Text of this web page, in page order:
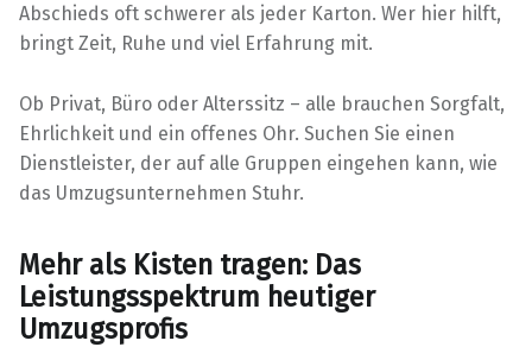
Abschieds oft schwerer als jeder Karton. Wer hier hilft,
bringt Zeit, Ruhe und viel Erfahrung mit.
Ob Privat, Büro oder Alterssitz – alle brauchen Sorgfalt,
Ehrlichkeit und ein offenes Ohr. Suchen Sie einen
Dienstleister, der auf alle Gruppen eingehen kann, wie
das Umzugsunternehmen Stuhr.
Mehr als Kisten tragen: Das
Leistungsspektrum heutiger
Umzugsprofis